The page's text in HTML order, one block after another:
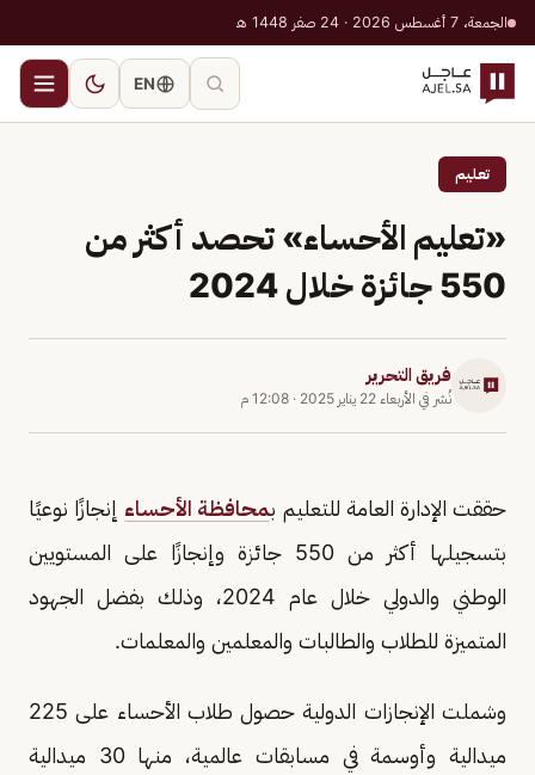
الجمعة، 7 أغسطس 2026 · 24 صفر 1448 هـ
EN
تعليم
«تعليم الأحساء» تحصد أكثر من
550 جائزة خلال 2024
فريق التحرير
نُشر في الأربعاء 22 يناير 2025 · 12:08 م
حققت الإدارة العامة للتعليم بمحافظة الأحساء إنجازًا نوعيًا
بتسجيلها أكثر من 550 جائزة وإنجازًا على المستويين
الوطني والدولي خلال عام 2024، وذلك بفضل الجهود
المتميزة للطلاب والطالبات والمعلمين والمعلمات.
وشملت الإنجازات الدولية حصول طلاب الأحساء على 225
ميدالية وأوسمة في مسابقات عالمية، منها 30 ميدالية